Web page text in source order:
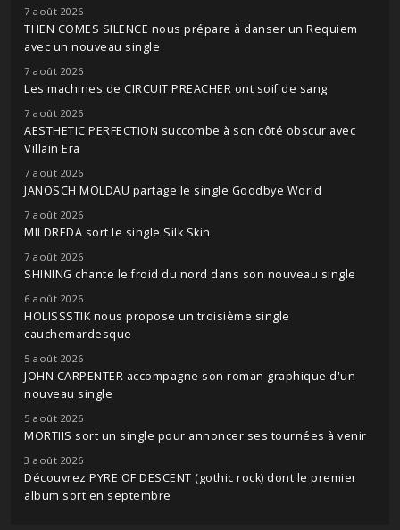
7 août 2026
THEN COMES SILENCE nous prépare à danser un Requiem
avec un nouveau single
7 août 2026
Les machines de CIRCUIT PREACHER ont soif de sang
7 août 2026
AESTHETIC PERFECTION succombe à son côté obscur avec
Villain Era
7 août 2026
JANOSCH MOLDAU partage le single Goodbye World
7 août 2026
MILDREDA sort le single Silk Skin
7 août 2026
SHINING chante le froid du nord dans son nouveau single
6 août 2026
HOLISSSTIK nous propose un troisième single
cauchemardesque
5 août 2026
JOHN CARPENTER accompagne son roman graphique d'un
nouveau single
5 août 2026
MORTIIS sort un single pour annoncer ses tournées à venir
3 août 2026
Découvrez PYRE OF DESCENT (gothic rock) dont le premier
album sort en septembre